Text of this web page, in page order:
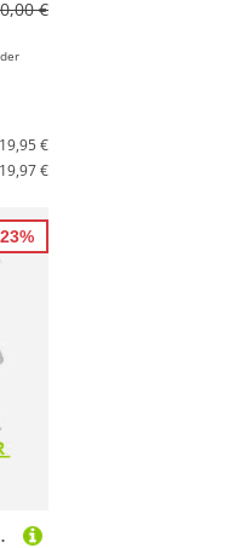
€
€
€
60+10 2026